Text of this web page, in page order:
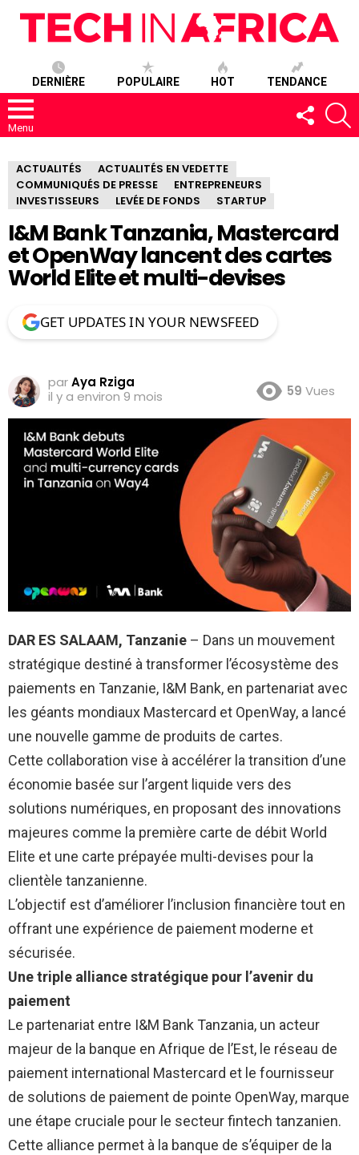
DERNIÈRE POPULAIRE HOT TENDANCE
Menu
SUIVEZ-
NOUS
ACTUALITÉS
ACTUALITÉS EN VEDETTE
COMMUNIQUÉS DE PRESSE
ENTREPRENEURS
INVESTISSEURS
LEVÉE DE FONDS STARTUP
I&M Bank Tanzania, Mastercard
et OpenWay lancent des cartes
World Elite et multi-devises
GET UPDATES IN YOUR NEWSFEED
parAya Rziga
il y a environ 9 mois
59 Vues
DAR ES SALAAM, Tanzanie – Dans un mouvement
stratégique destiné à transformer l’écosystème des
paiements en Tanzanie, I&M Bank, en partenariat avec
les géants mondiaux Mastercard et OpenWay, a lancé
une nouvelle gamme de produits de cartes.
Cette collaboration vise à accélérer la transition d’une
économie basée sur l’argent liquide vers des
solutions numériques, en proposant des innovations
majeures comme la première carte de débit World
Elite et une carte prépayée multi-devises pour la
clientèle tanzanienne.
L’objectif est d’améliorer l’inclusion financière tout en
offrant une expérience de paiement moderne et
sécurisée.
Une triple alliance stratégique pour l’avenir du
paiement
Le partenariat entre I&M Bank Tanzania, un acteur
majeur de la banque en Afrique de l’Est, le réseau de
paiement international Mastercard et le fournisseur
de solutions de paiement de pointe OpenWay, marque
une étape cruciale pour le secteur fintech tanzanien.
Cette alliance permet à la banque de s’équiper de la